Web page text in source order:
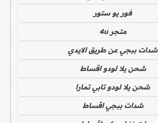
فور يو ستور
متجر 4u
شدات ببجي عن طريق الايدي
شحن يلا لودو اقساط
شحن يلا لودو تابي تمارا
شدات ببجي اقساط